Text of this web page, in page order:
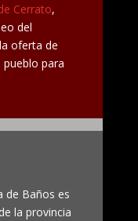
Cerrato,
del
oferta de
para
de Baños es
la provincia